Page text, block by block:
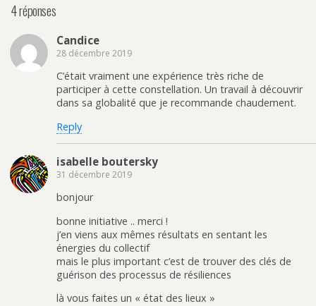
4 réponses
Candice
28 décembre 2019
C’était vraiment une expérience très riche de
participer à cette constellation. Un travail à découvrir
dans sa globalité que je recommande chaudement.
Reply
isabelle boutersky
31 décembre 2019
bonjour
bonne initiative .. merci !
j’en viens aux mêmes résultats en sentant les
énergies du collectif
mais le plus important c’est de trouver des clés de
guérison des processus de résiliences
là vous faites un « état des lieux »